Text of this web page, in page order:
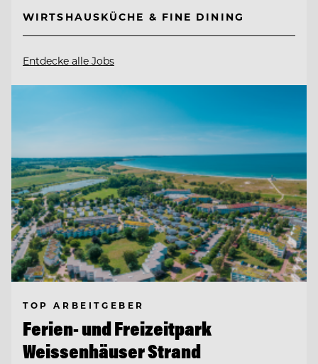
WIRTSHAUSKÜCHE & FINE DINING
Entdecke alle Jobs
TOP ARBEITGEBER
Ferien- und Freizeitpark
Weissenhäuser Strand